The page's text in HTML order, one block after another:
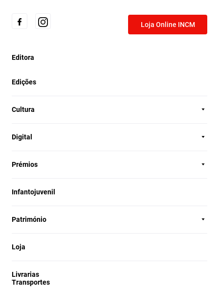
Loja Online INCM
Editora
Edições
Cultura
Digital
Prémios
Infantojuvenil
Património
Loja
Livrarias
Transportes